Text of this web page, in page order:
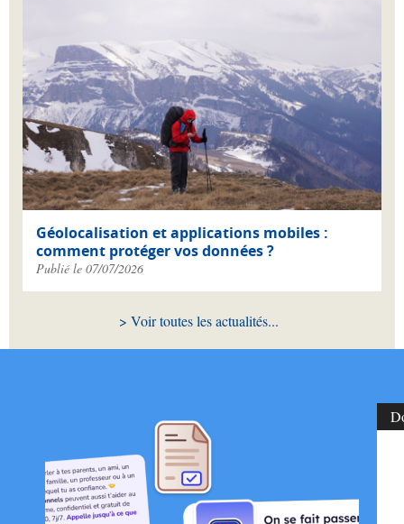
Géolocalisation et applications mobiles :
comment protéger vos données ?
Publié le 07/07/2026
Voir toutes les actualités